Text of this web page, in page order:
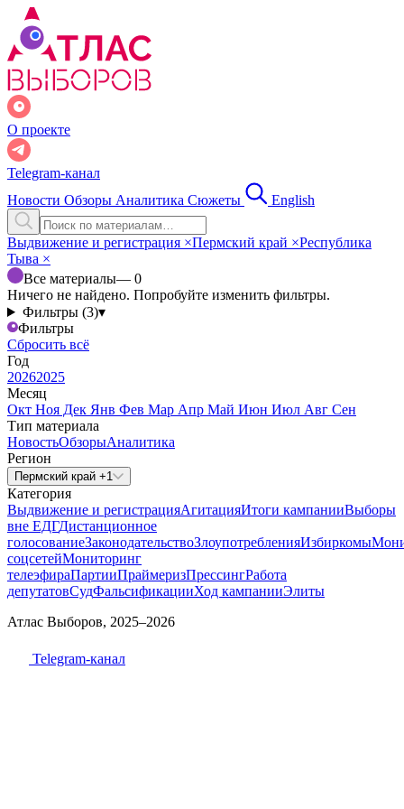
О проекте
Telegram-канал
Новости Обзоры Аналитика Сюжеты English
Выдвижение и регистрация ×Пермский край ×Республика
Тыва ×
Все материалы— 0
Ничего не найдено. Попробуйте изменить фильтры.
Фильтры (3)▾
Фильтры
Сбросить всё
Год
20262025
Месяц
Окт Ноя Дек Янв Фев Мар Апр Май Июн Июл Авг Сен
Тип материала
НовостьОбзорыАналитика
Регион
Пермский край +1
Категория
Выдвижение и регистрацияАгитацияИтоги кампанииВыборы
вне ЕДГДистанционное
голосованиеЗаконодательствоЗлоупотребленияИзбиркомы
соцсетейМониторинг
телеэфираПартииПраймеризПрессингРабота
депутатовСудФальсификацииХод кампанииЭлиты
Атлас Выборов, 2025–2026
Telegram-канал